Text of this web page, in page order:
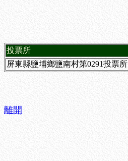
投票所
屏東縣鹽埔鄉鹽南村第0291投票所
離開